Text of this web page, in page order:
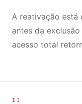
A reativação está
antes da
acesso total
11